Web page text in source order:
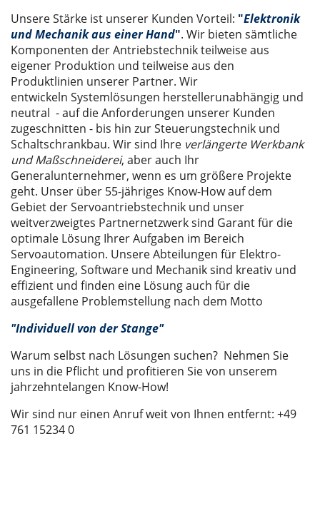
Unsere Stärke ist unserer Kunden Vorteil: "Elektronik
und Mechanik aus einer Hand". Wir bieten sämtliche
Komponenten der Antriebstechnik teilweise aus
eigener Produktion und teilweise aus den
Produktlinien unserer Partner. Wir
entwickeln Systemlösungen herstellerunabhängig und
neutral - auf die Anforderungen unserer Kunden
zugeschnitten - bis hin zur Steuerungstechnik und
Schaltschrankbau. Wir sind Ihre verlängerte Werkbank
und Maßschneiderei, aber auch Ihr
Generalunternehmer, wenn es um größere Projekte
geht. Unser über 55-jähriges Know-How auf dem
Gebiet der Servoantriebstechnik und unser
weitverzweigtes Partnernetzwerk sind Garant für die
optimale Lösung Ihrer Aufgaben im Bereich
Servoautomation. Unsere Abteilungen für Elektro-
Engineering, Software und Mechanik sind kreativ und
effizient und finden eine Lösung auch für die
ausgefallene Problemstellung nach dem Motto
"Individuell von der Stange"
Warum selbst nach Lösungen suchen? Nehmen Sie
uns in die Pflicht und profitieren Sie von unserem
jahrzehntelangen Know-How!
Wir sind nur einen Anruf weit von Ihnen entfernt: +49
761 15234 0